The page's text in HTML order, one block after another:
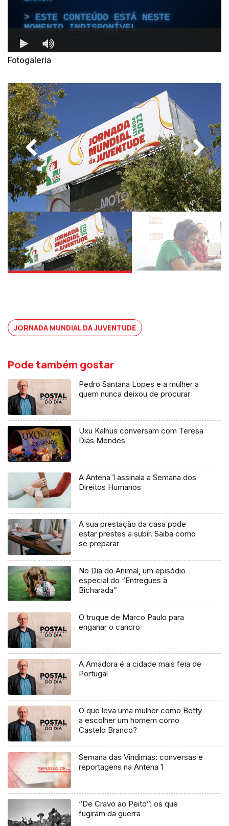
Fotogaleria
JORNADA MUNDIAL DA JUVENTUDE
Pode também gostar
Pedro Santana Lopes e a mulher a
quem nunca deixou de procurar
Uxu Kalhus conversam com Teresa
Dias Mendes
A Antena 1 assinala a Semana dos
Direitos Humanos
A sua prestação da casa pode
estar prestes a subir. Saiba como
se preparar
No Dia do Animal, um episódio
especial do “Entregues à
Bicharada”
O truque de Marco Paulo para
enganar o cancro
A Amadora é a cidade mais feia de
Portugal
O que leva uma mulher como Betty
a escolher um homem como
Castelo Branco?
Semana das Vindimas: conversas e
reportagens na Antena 1
“De Cravo ao Peito”: os que
fugiram da guerra